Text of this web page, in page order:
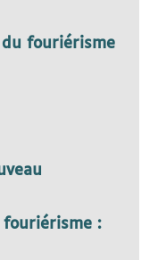
fouriérisme
fouriérisme :